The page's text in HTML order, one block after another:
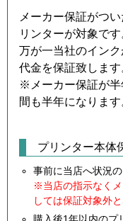
メーカー保証がつ
リンターが対象です
万が一当社のイン
代金を保証致します
※メーカー保証が半
間も半年になります
プリンター本体
事前に当店へ状況
※当店の指示なく
しては保証対象外と